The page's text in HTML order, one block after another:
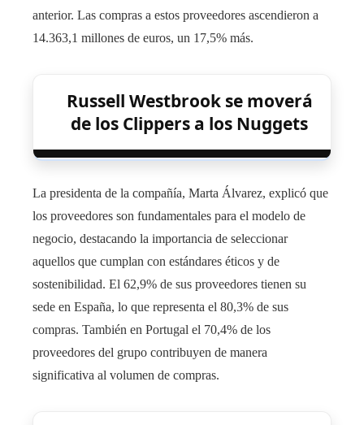
anterior. Las compras a estos proveedores ascendieron a
14.363,1 millones de euros, un 17,5% más.
Russell Westbrook se moverá
de los Clippers a los Nuggets
La presidenta de la compañía, Marta Álvarez, explicó que
los proveedores son fundamentales para el modelo de
negocio, destacando la importancia de seleccionar
aquellos que cumplan con estándares éticos y de
sostenibilidad. El 62,9% de sus proveedores tienen su
sede en España, lo que representa el 80,3% de sus
compras. También en Portugal el 70,4% de los
proveedores del grupo contribuyen de manera
significativa al volumen de compras.